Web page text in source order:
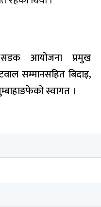
सडक आयोजना प्रमुख
सम्मानसहित बिदाइ,
स्वागत ।